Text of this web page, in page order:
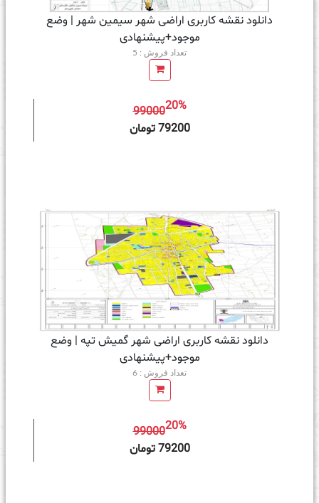
دانلود نقشه کاربری اراضی شهر سیمین شهر | وضع
موجود+پیشنهادی
تعداد فروش : 5
9900020%
79200 تومان
دانلود نقشه کاربری اراضی شهر گمیش تپه | وضع
موجود+پیشنهادی
تعداد فروش : 6
9900020%
79200 تومان